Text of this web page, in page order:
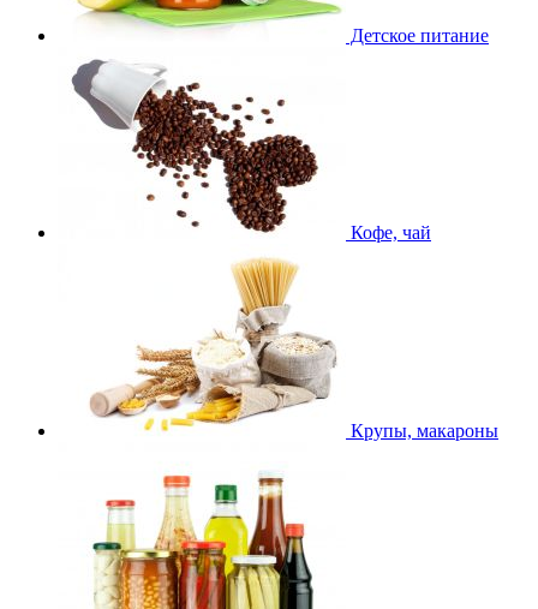
Детское питание
Кофе, чай
Крупы, макароны